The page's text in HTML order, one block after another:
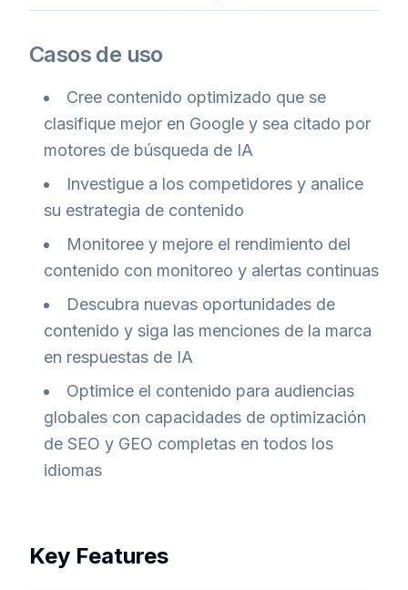
Casos de uso
Cree contenido optimizado que se
clasifique mejor en Google y sea citado por
motores de búsqueda de IA
Investigue a los competidores y analice
su estrategia de contenido
Monitoree y mejore el rendimiento del
contenido con monitoreo y alertas continuas
Descubra nuevas oportunidades de
contenido y siga las menciones de la marca
en respuestas de IA
Optimice el contenido para audiencias
globales con capacidades de optimización
de SEO y GEO completas en todos los
idiomas
Key Features